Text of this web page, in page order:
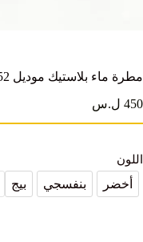
مطرة ماء بلاستيك موديل 2252 – 6388
450 ل.س
اللون
أخضر بنفسجي بيج